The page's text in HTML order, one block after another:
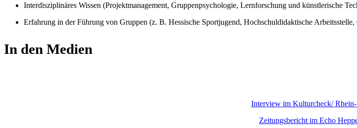
Interdisziplinäres Wissen (Projektmanagement, Gruppenpsychologie, Lernforschung und künstlerische
Erfahrung in der Führung von Gruppen (z. B. Hessische Sportjugend, Hochschuldidaktische
In den Medien
Interview im Kulturcheck/
Zeitungsbericht im Echo